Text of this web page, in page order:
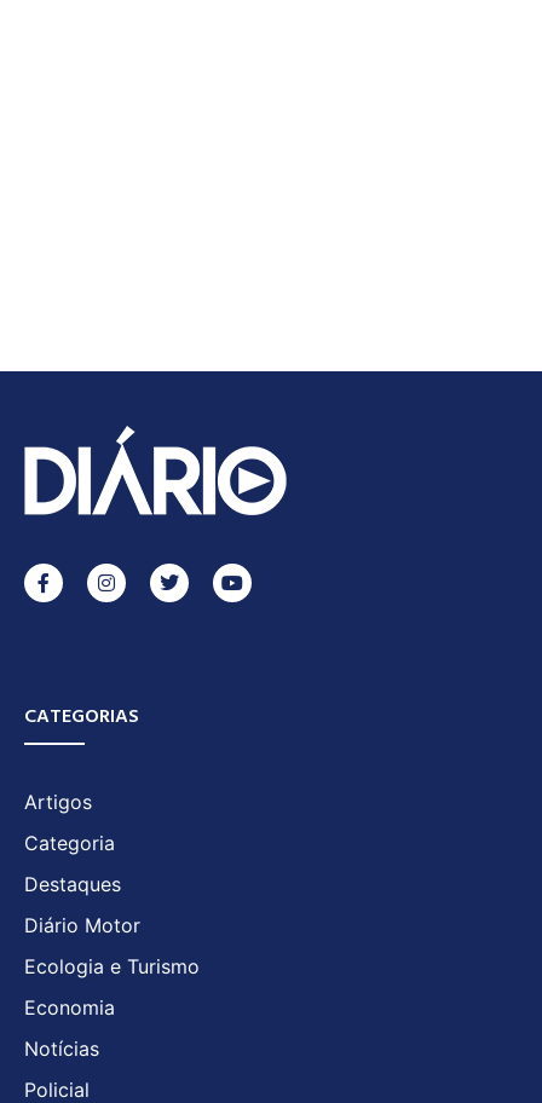
CATEGORIAS
Artigos
Categoria
Destaques
Diário Motor
Ecologia e Turismo
Economia
Notícias
Policial